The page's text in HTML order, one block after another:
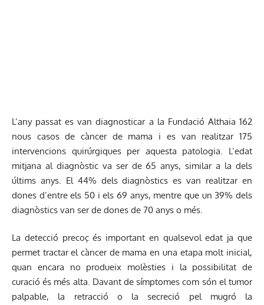
L’any passat es van diagnosticar a la Fundació Althaia 162
nous casos de càncer de mama i es van realitzar 175
intervencions quirúrgiques per aquesta patologia. L’edat
mitjana al diagnòstic va ser de 65 anys, similar a la dels
últims anys. El 44% dels diagnòstics es van realitzar en
dones d’entre els 50 i els 69 anys, mentre que un 39% dels
diagnòstics van ser de dones de 70 anys o més.
La detecció precoç és important en qualsevol edat ja que
permet tractar el càncer de mama en una etapa molt inicial,
quan encara no produeix molèsties i la possibilitat de
curació és més alta. Davant de símptomes com són el tumor
palpable, la retracció o la secreció pel mugró la